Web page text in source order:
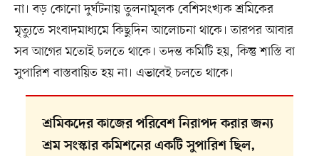
না। বড় কোনো দুর্ঘটনায় তুলনামূলক বেশিসংখ্যক শ্রমিকের
মৃত্যুতে সংবাদমাধ্যমে কিছুদিন আলোচনা থাকে। তারপর আবার
সব আগের মতোই চলতে থাকে। তদন্ত কমিটি হয়, কিন্তু শাস্তি বা
সুপারিশ বাস্তবায়িত হয় না। এভাবেই চলতে থাকে।
শ্রমিকদের কাজের পরিবেশ নিরাপদ করার জন্য
শ্রম সংস্কার কমিশনের একটি সুপারিশ ছিল,